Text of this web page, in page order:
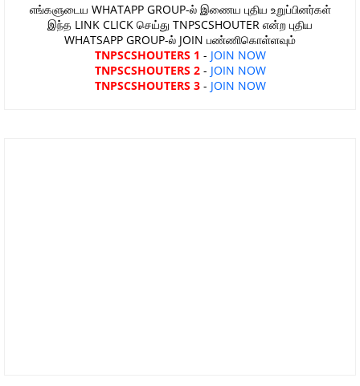
எங்களுடைய WHATAPP GROUP-ல் இணைய புதிய உறுப்பினர்கள்
இந்த LINK CLICK செய்து TNPSCSHOUTER என்ற புதிய
WHATSAPP GROUP-ல் JOIN பண்ணிகொள்ளவும்
TNPSCSHOUTERS 1 - JOIN NOW
TNPSCSHOUTERS 2- JOIN NOW
TNPSCSHOUTERS 3- JOIN NOW